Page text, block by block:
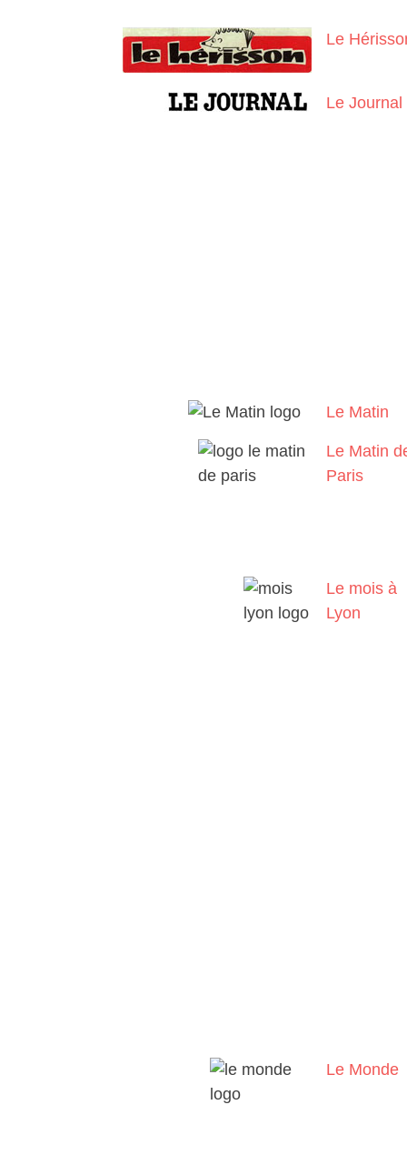
Le
Le Journal
Le Matin
Le Matin
Paris
Le mois à
Lyon
Le Monde